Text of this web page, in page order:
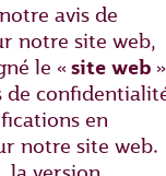
avis de
notre site web,
le « site web
de
en
notre site web.